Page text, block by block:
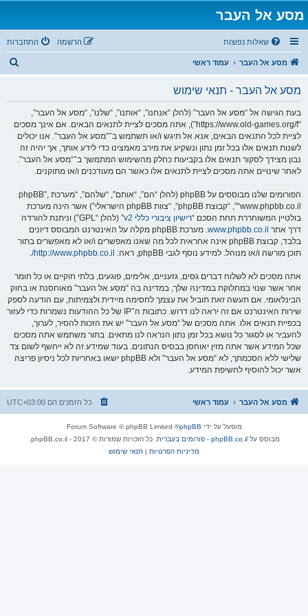
מסע אל העבר
שאלות נפוצות התחברות הרשמה
מסע אל העבר עמוד ראשי
מסע אל העבר - תנאי שימוש
בעת הגישה אל “מסע אל העבר” (להלן “אנחנו”, “אותנו”, “שלנו”, “מסע אל העבר”,
“https://www.old-games.org/f”), אתה מסכים לציית לתנאים הבאים. אם אינך מסכים
לציית לכל התנאים הבאים, אנא אל תיגש ו/או תשתמש ב־“מסע אל העבר”. אנו יכולים
לשנות תנאים אלו בכל זמן נתון ונשקיע את מירב מאמצינו כדי לידע אותך, אך יהיה זה
נבון מצידך לסקור תנאים אלו בקביעות כחלק מהשימוש המתמשך ב־“מסע אל העבר”.
לאחר שינויים אתה מסכים לציית לתנאים אלו כאשר הם מעודכנים ו/או מתוקנים.
הפורומים שלנו מבוססים על phpBB (להלן “הם”, “אותם”, “שלהם”, “מערכת phpBB”,
“www.phpbb.co.il”, “קבוצת phpBB”, “צוות phpBB הישראלי”) אשר הינה מערכת
בולטיין המשוחררת תחת הסכם “רישיון ציבורי כללי v2
” (להלן “GPL”) וניתנת להורדה
דרך אתר www.phpbb.co.il
. מערכת phpBB מקלה על האינטרנט המבוסס דיונים
בלבד, קבוצת phpBB אינה אחראית לכל מה שאנו מאפשרים ו/או לא מאפשרים בתור
תוכן מורשה ו/או מנוהל. למידע נוסף לגבי phpBB, ראה:
http://www.phpbb.co.il/
.
אתה מסכים לא לשלוח דברים גסים, גזעניים, אלימים, פוגעים, בלתי חוקיים או כל חומר
אחר אשר שנוי במחלוקת במדינה שלך, במדינה בה “מסע אל העבר” מאוחסנת או בחוק
הבינלאומי. אם תעשה זאת תוביל את עצמך לחסימה מיידית ולצמיתות, עם הודעה לספק
שירות האינטרנט אם זה יראה לנו דרוש. כתובות ה־IP של כל ההודעות נשמרות כדי לעזור
בכפיית תנאים אלו. אתה מסכים של “מסע אל העבר” יש את הזכות להסיר, לערוך,
להעביר או לסגור כל נושא בכל זמן נתון הנראה לנו מתאים. בתור משתמש אתה מסכים
שכל המידע אשר אתה מזין יאוחסן בבסיס הנתונים. בעוד שמידע זה לא ייחשף לשום צד
שלישי ללא הסכמתך, לא “מסע אל העבר” ולא phpBB ישאו באחריות לכל ניסיון פריצה
אשר יכול להוסיף לחשיפת המידע.
מסע אל העבר עמוד ראשי כל הזמנים הם UTC+03:00
מופעל על ידי phpBB
® Forum Software © phpBB Limited
מבוסס עלphpBB.co.il - פורומים בעברית
. כל הזכויות שמורות © 2017 - phpBB.co.il.
מדיניות הפרטיות | תנאי שימוש